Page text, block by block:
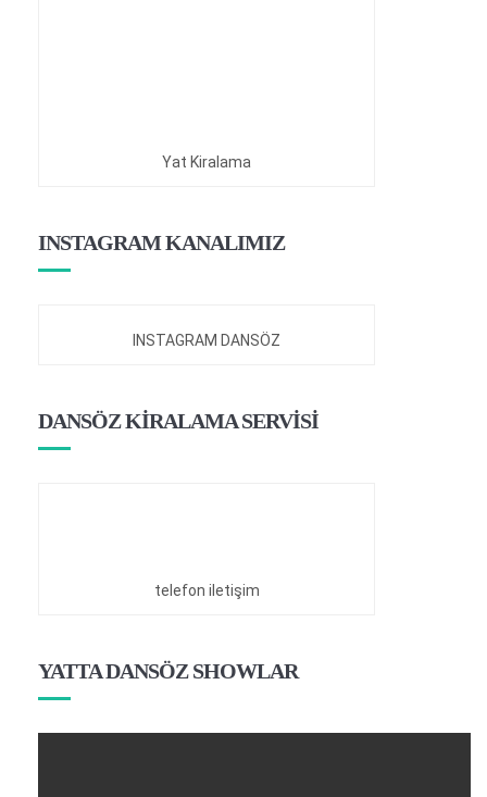
Yat Kiralama
INSTAGRAM KANALIMIZ
INSTAGRAM DANSÖZ
DANSÖZ KİRALAMA SERVİSİ
telefon iletişim
YATTA DANSÖZ SHOWLAR